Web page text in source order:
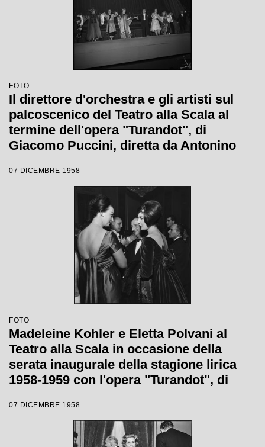
FOTO
Il direttore d'orchestra e gli artisti sul
palcoscenico del Teatro alla Scala al
termine dell'opera "Turandot", di
Giacomo Puccini, diretta da Antonino
Wallmann, che inaugura la stagione
lirica 1958-1959
07 DICEMBRE 1958
FOTO
Madeleine Kohler e Eletta Polvani al
Teatro alla Scala in occasione della
serata inaugurale della stagione lirica
1958-1959 con l'opera "Turandot", di
Votto con la regia di Margherita
07 DICEMBRE 1958